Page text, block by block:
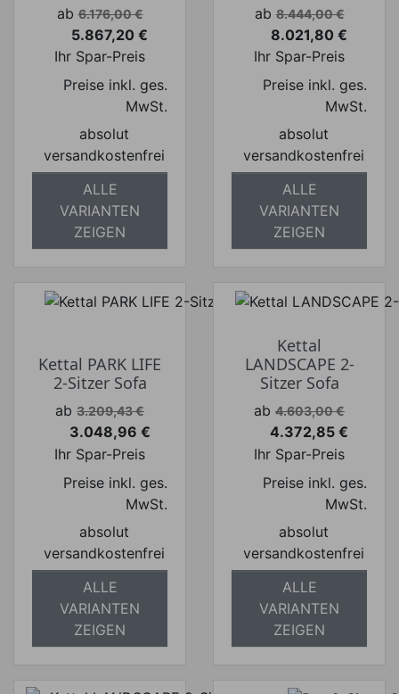
Verkaufspreis
ab 6.176,00 €
Preis
5.867,20 €
Ihr Spar-Preis
Preise inkl. ges.
MwSt.
absolut
versandkostenfrei
ALLE
VARIANTEN
ZEIGEN
Verkaufspreis
ab 8.444,00 €
Preis
8.021,80 €
Ihr Spar-Preis
Preise inkl. ges.
MwSt.
absolut
versandkostenfrei
ALLE
VARIANTEN
ZEIGEN
Kettal PARK LIFE
2-Sitzer Sofa
Verkaufspreis
ab 3.209,43 €
Preis
3.048,96 €
Ihr Spar-Preis
Preise inkl. ges.
MwSt.
absolut
versandkostenfrei
ALLE
VARIANTEN
ZEIGEN
Kettal
LANDSCAPE 2-
Sitzer Sofa
Verkaufspreis
ab 4.603,00 €
Preis
4.372,85 €
Ihr Spar-Preis
Preise inkl. ges.
MwSt.
absolut
versandkostenfrei
ALLE
VARIANTEN
ZEIGEN